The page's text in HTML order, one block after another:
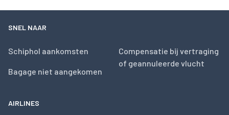
SNEL NAAR
Schiphol aankomsten
Bagage niet aangekomen
Compensatie bij vertraging
of geannuleerde vlucht
AIRLINES